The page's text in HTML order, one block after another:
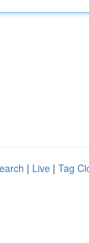
| Live | Tag